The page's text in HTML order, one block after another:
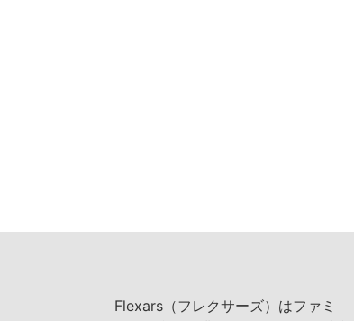
Flexars（フレクサーズ）はファミ